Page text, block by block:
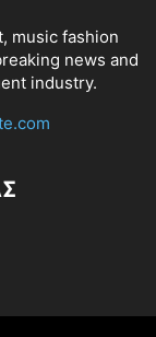
music fashion
news and
industry.